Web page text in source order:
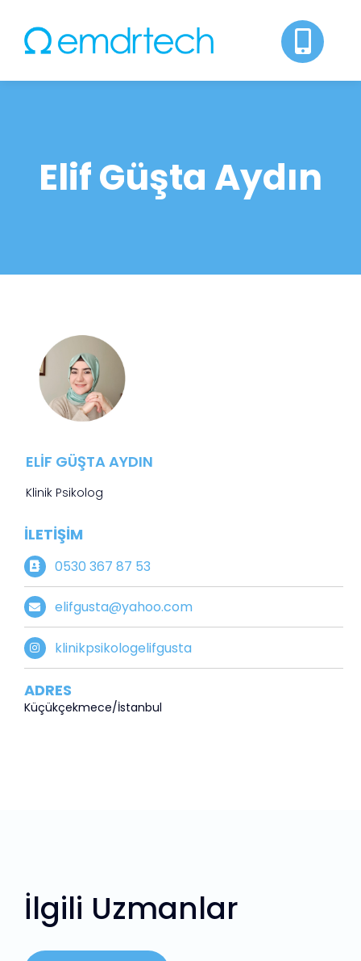
content
Elif Güşta Aydın
ELIF GÜŞTA AYDIN
Klinik Psikolog
İLETIŞIM
0530 367 87 53
elifgusta@yahoo.com
klinikpsikologelifgusta
ADRES
Küçükçekmece/İstanbul
İlgili Uzmanlar